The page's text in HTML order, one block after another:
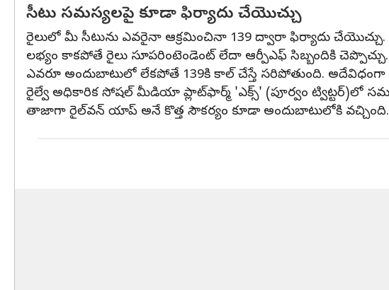
సీటు సమస్యలపై కూడా ఫిర్యాదు చేయొచ్చు
రైలులో మీ సీటును ఎవరైనా ఆక్రమించినా 139 ద్వారా ఫిర్యాదు
లభ్యం కాకపోతే రైలు సూపరింటెండెంట్‌ లేదా ఆర్పీఎఫ్‌ సిబ్బందికి చెప్పొచ్చు.
ఎవరూ అందుబాటులో లేకపోతే 139కి కాల్‌ చేస్తే సరిపోతుంది.
రైల్వే అధికారిక సోషల్‌ మీడియా ప్లాట్‌ఫార్మ్‌ 'ఎక్స్‌' (పూర్వం ట్విట్టర్‌)లో
తాజాగా రైల్‌వన్‌ యాప్‌ అనే కొత్త సౌకర్యం కూడా అందుబాటులోకి వచ్చింది.